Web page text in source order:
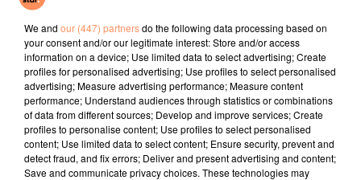
Espresso
l'horoscope
We and our (447) partnersdo the following data processing based on
your consent and/or our legitimate interest: Store and/or access
information on a device; Use limited data to select advertising; Create
profiles for personalised advertising; Use profiles to select personalised
advertising; Measure advertising performance; Measure content
performance; Understand audiences through statistics or combinations
of data from different sources; Develop and improve services; Create
profiles to personalise content; Use profiles to select personalised
content; Use limited data to select content; Ensure security, prevent and
detect fraud, and fix errors; Deliver and present advertising and content;
Save and communicate privacy choices. These technologies may